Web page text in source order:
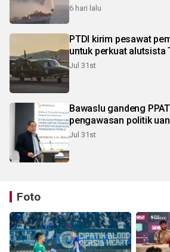
6 hari lalu
PTDI kirim pesawat
untuk perkuat alutsista
Jul 31st
Bawaslu gandeng
pengawasan politik
Jul 31st
Foto